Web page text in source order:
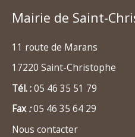
Mairie de Saint-
11 route de Marans
17220 Saint-Christophe
Tél. :05 46 35 51 79
Fax:05 46 35 64 29
Nous contacter